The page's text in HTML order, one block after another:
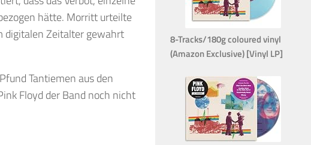
hätte. Morritt urteilte
digitalen Zeitalter gewahrt
Tantiemen aus den
Floyd der Band noch nicht
8-Tracks/180g coloured vinyl
(Amazon Exclusive) [Vinyl LP]